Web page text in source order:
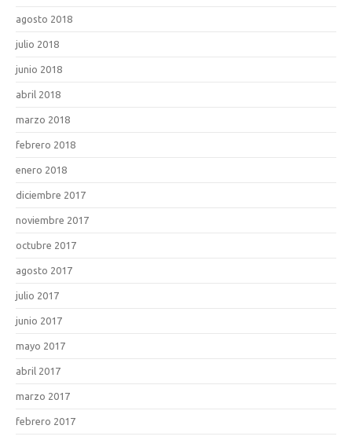
agosto 2018
julio 2018
junio 2018
abril 2018
marzo 2018
febrero 2018
enero 2018
diciembre 2017
noviembre 2017
octubre 2017
agosto 2017
julio 2017
junio 2017
mayo 2017
abril 2017
marzo 2017
febrero 2017